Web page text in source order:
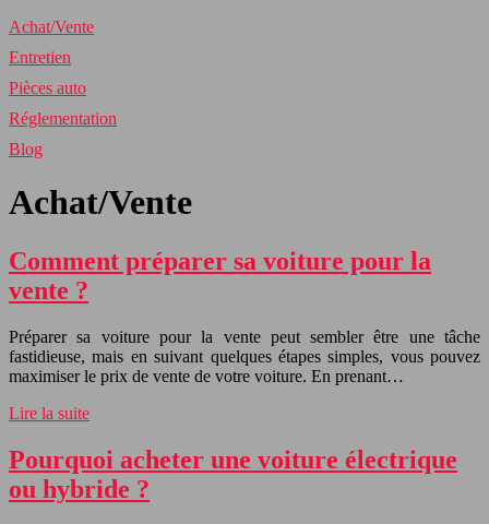
Achat/Vente
Entretien
Pièces auto
Réglementation
Blog
Achat/Vente
Comment préparer sa voiture pour la
vente ?
Préparer sa voiture pour la vente peut sembler être une tâche
fastidieuse, mais en suivant quelques étapes simples, vous pouvez
maximiser le prix de vente de votre voiture. En prenant…
Lire la suite
Pourquoi acheter une voiture électrique
ou hybride ?